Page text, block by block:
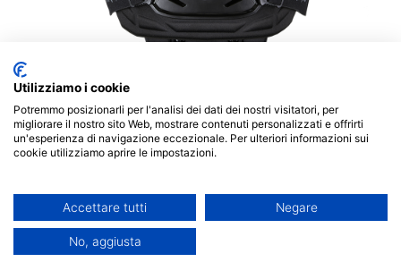
O'Neal SPLIT LITE Chest
Protector black
109,99€
Esaurito
Utilizziamo i cookie
Potremmo posizionarli per l'analisi dei dati dei nostri visitatori, per
migliorare il nostro sito Web, mostrare contenuti personalizzati e offrirti
un'esperienza di navigazione eccezionale. Per ulteriori informazioni sui
cookie utilizziamo aprire le impostazioni.
Accettare tutti Negare
No, aggiusta